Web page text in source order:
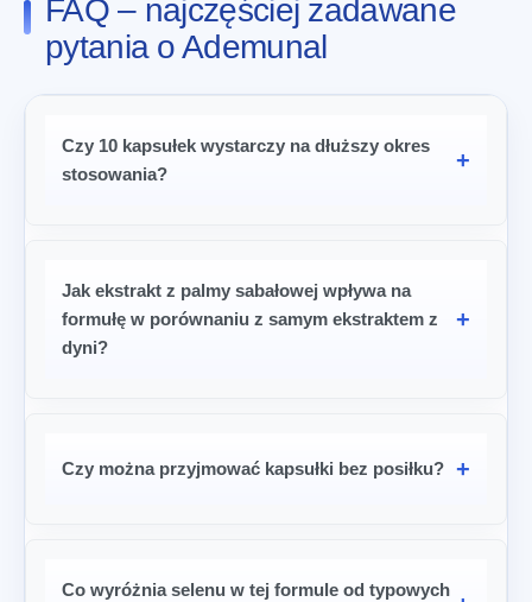
FAQ – najczęściej zadawane
pytania o Ademunal
Czy 10 kapsułek wystarczy na dłuższy okres
stosowania?
Jak ekstrakt z palmy sabałowej wpływa na
formułę w porównaniu z samym ekstraktem z
dyni?
Czy można przyjmować kapsułki bez posiłku?
Co wyróżnia selenu w tej formule od typowych